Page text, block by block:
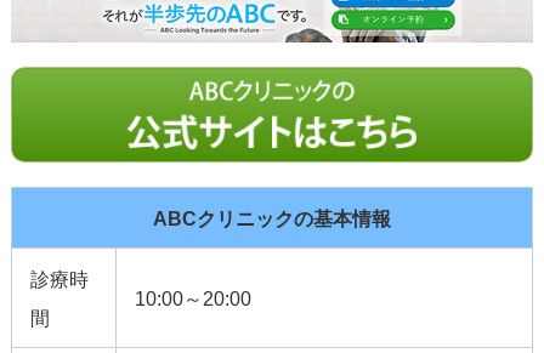
ABCクリニックの基本情報
診療時
間
10:00～20:00